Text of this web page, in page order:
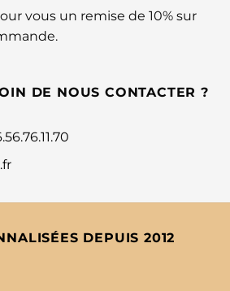
vous un remise de 10% sur
DE NOUS CONTACTER ?
DEPUIS 2012